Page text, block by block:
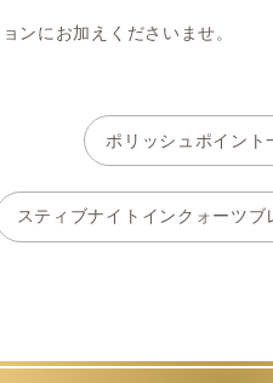
ンにお加えくださいませ。
ポリッシュポイント
スティブナイトインクォーツブ